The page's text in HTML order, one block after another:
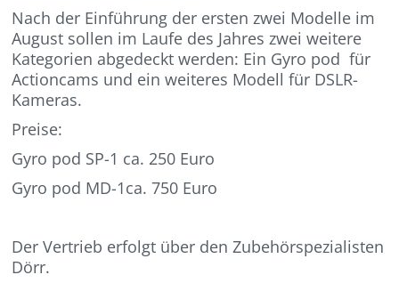
Nach der Einführung der ersten zwei Modelle im
August sollen im Laufe des Jahres zwei weitere
Kategorien abgedeckt werden: Ein Gyro pod für
Actioncams und ein weiteres Modell für DSLR-
Kameras.
Preise:
Gyro pod SP-1 ca. 250 Euro
Gyro pod MD-1ca. 750 Euro
Der Vertrieb erfolgt über den Zubehörspezialisten
Dörr.